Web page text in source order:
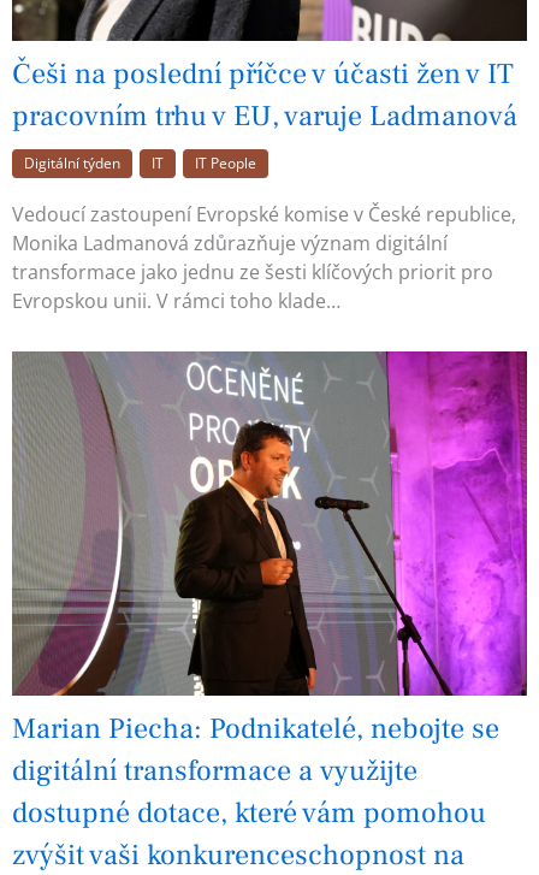
Češi na poslední příčce v účasti žen v IT
pracovním trhu v EU, varuje Ladmanová
Digitální týden IT IT People
Vedoucí zastoupení Evropské komise v České republice,
Monika Ladmanová zdůrazňuje význam digitální
transformace jako jednu ze šesti klíčových priorit pro
Evropskou unii. V rámci toho klade…
Marian Piecha: Podnikatelé, nebojte se
digitální transformace a využijte
dostupné dotace, které vám pomohou
zvýšit vaši konkurenceschopnost na